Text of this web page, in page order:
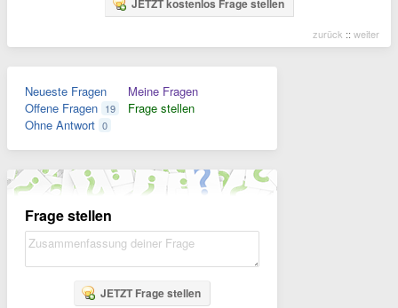
JETZT kostenlos Frage stellen
zurück :: weiter
Neueste Fragen
Offene Fragen 19
Ohne Antwort 0
Meine Fragen
Frage stellen
Frage stellen
JETZT Frage stellen